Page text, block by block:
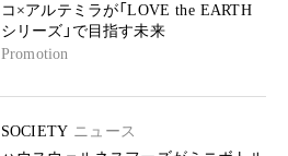
コ×アルテミラが「LOVE the EARTH
シリーズ」で目指す未来
Promotion
SOCIETY ニュース